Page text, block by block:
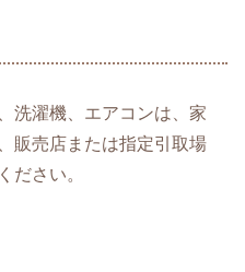
洗濯機、エアコンは、家
販売店または指定引取場
ださい。